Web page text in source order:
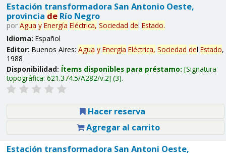
Estación transformadora San Antonio Oeste,
provincia deRío Negro
por Agua y Energía Eléctrica, Sociedad del Estado.
Idioma: Español
Editor: Buenos Aires: Agua y Energía Eléctrica, Sociedad del Estado,
1988
Disponibilidad: Ítems disponibles para préstamo: Signatura
topográfica: 621.374.5/A282/v.2 (3).
Hacer reserva
Agregar al carrito
Estación transformadora San Antoni Oeste,